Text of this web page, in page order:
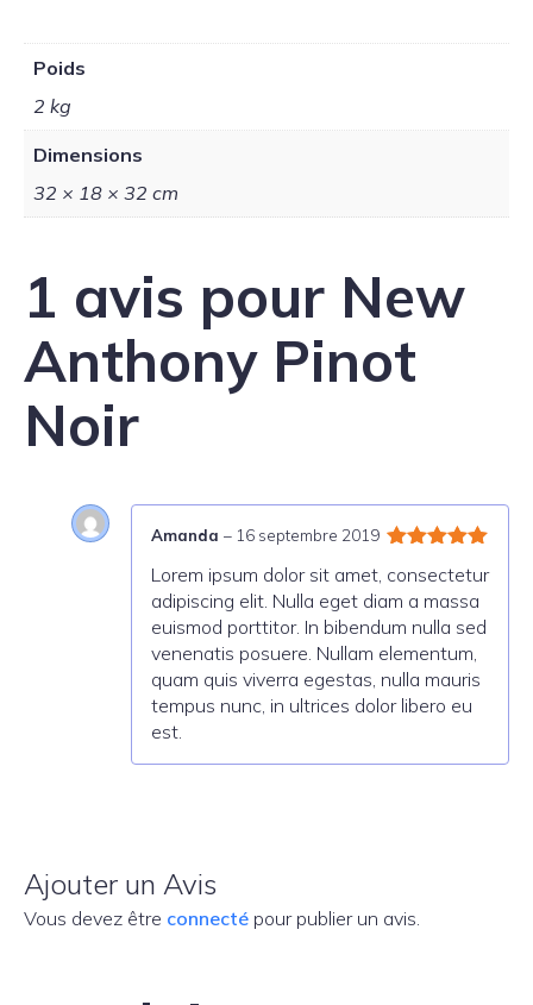
Poids
2 kg
Dimensions
32 × 18 × 32 cm
1 avis pour New
Anthony Pinot
Noir
5
Amanda – 16 septembre 2019
Lorem ipsum dolor sit amet, consectetur
adipiscing elit. Nulla eget diam a massa
euismod porttitor. In bibendum nulla sed
venenatis posuere. Nullam elementum,
quam quis viverra egestas, nulla mauris
tempus nunc, in ultrices dolor libero eu
est.
Ajouter un Avis
Vous devez être connecté pour publier un avis.